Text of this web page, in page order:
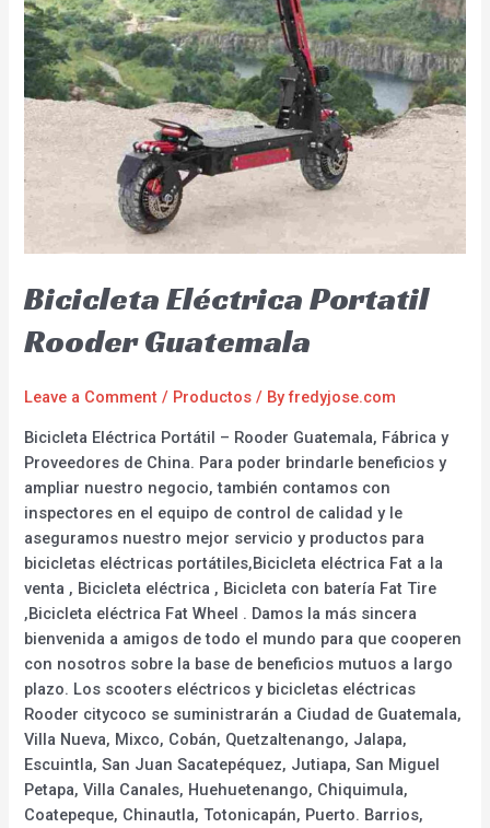
Bicicleta Eléctrica Portatil
Rooder Guatemala
Leave a Comment / Productos / Byfredyjose.com
Bicicleta Eléctrica Portátil – Rooder Guatemala, Fábrica y
Proveedores de China. Para poder brindarle beneficios y
ampliar nuestro negocio, también contamos con
inspectores en el equipo de control de calidad y le
aseguramos nuestro mejor servicio y productos para
bicicletas eléctricas portátiles,Bicicleta eléctrica Fat a la
venta , Bicicleta eléctrica , Bicicleta con batería Fat Tire
,Bicicleta eléctrica Fat Wheel . Damos la más sincera
bienvenida a amigos de todo el mundo para que cooperen
con nosotros sobre la base de beneficios mutuos a largo
plazo. Los scooters eléctricos y bicicletas eléctricas
Rooder citycoco se suministrarán a Ciudad de Guatemala,
Villa Nueva, Mixco, Cobán, Quetzaltenango, Jalapa,
Escuintla, San Juan Sacatepéquez, Jutiapa, San Miguel
Petapa, Villa Canales, Huehuetenango, Chiquimula,
Coatepeque, Chinautla, Totonicapán, Puerto. Barrios,